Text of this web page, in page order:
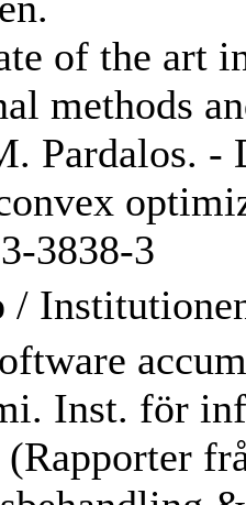
of the art
methods
Pardalos.
3838-3
/
Inst. för